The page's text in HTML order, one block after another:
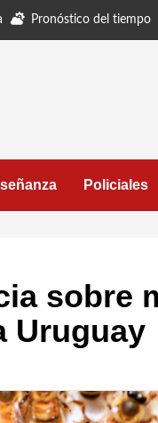
Pronóstico del tiempo
Policiales
sobre
Uruguay